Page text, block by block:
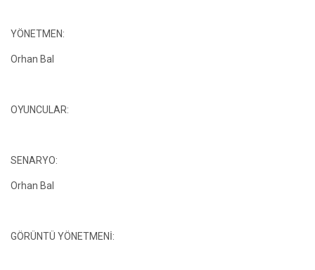
YÖNETMEN:
Orhan Bal
OYUNCULAR:
SENARYO:
Orhan Bal
GÖRÜNTÜ YÖNETMENİ: